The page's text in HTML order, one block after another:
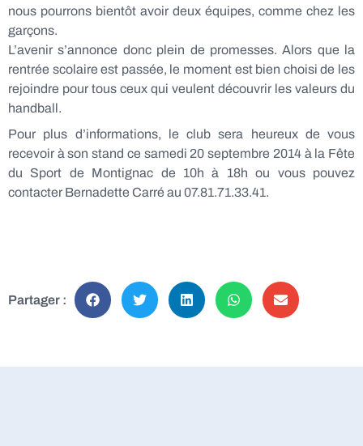
nous pourrons bientôt avoir deux équipes, comme chez les
garçons.
L’avenir s’annonce donc plein de promesses. Alors que la
rentrée scolaire est passée, le moment est bien choisi de les
rejoindre pour tous ceux qui veulent découvrir les valeurs du
handball.
Pour plus d’informations, le club sera heureux de vous
recevoir à son stand ce samedi 20 septembre 2014 à la Fête
du Sport de Montignac de 10h à 18h ou vous pouvez
contacter Bernadette Carré au 07.81.71.33.41.
Partager :